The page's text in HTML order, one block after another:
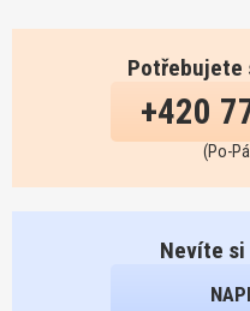
Potřebujete
+420
(Po-
Nevíte si